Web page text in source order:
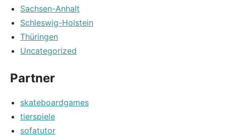
Sachsen-Anhalt
Schleswig-Holstein
Thüringen
Uncategorized
Partner
skateboardgames
tierspiele
sofatutor